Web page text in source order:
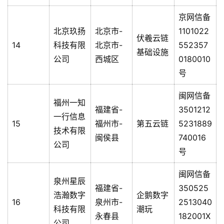
14
北京玖扬
科技有限
公司
北京市-
北京市-
西城区
伏羲云链
基础设施
京网信备
1101022
552357
0180010
号
15
福州一知
一行信息
技术有限
公司
福建省-
福州市-
闽侯县
第五云链
闽网信备
3501212
5231889
740016
号
16
泉州星辰
浩瀚数字
科技有限
福建省-
泉州市-
永春县
企鹅数字
潮玩
闽网信备
350525
2513040
182001X